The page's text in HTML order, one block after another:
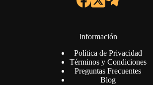
Información
Política de Privacidad
Términos y Condiciones
Preguntas Frecuentes
Blog